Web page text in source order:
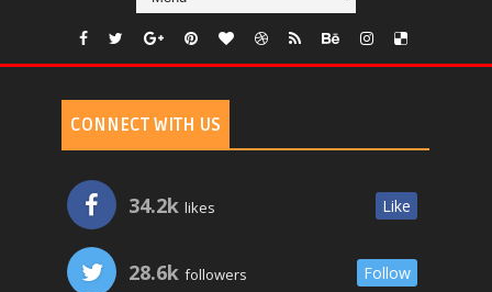
CONNECT WITH US
34.2k likes Like
28.6k followers Follow